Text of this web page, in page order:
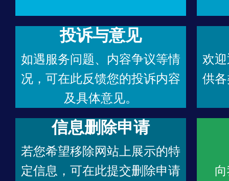
投诉与意见
如遇服务问题、内容争议等情
况，可在此反馈您的投诉内容
及具体意见。
欢
供
信息删除申请
若您希望移除网站上展示的特
定信息，可在此提交删除申请